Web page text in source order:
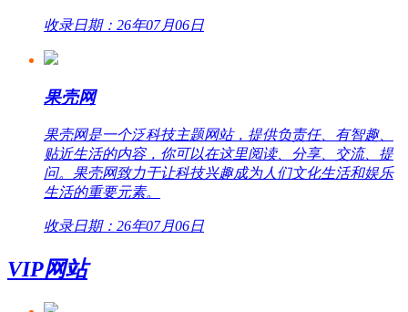
收录日期：26年07月06日
果壳网
果壳网是一个泛科技主题网站，提供负责任、有智趣、
贴近生活的内容，你可以在这里阅读、分享、交流、提
问。果壳网致力于让科技兴趣成为人们文化生活和娱乐
生活的重要元素。
收录日期：26年07月06日
VIP网站